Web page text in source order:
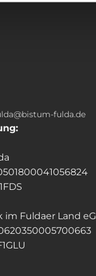
fulda.de
im Fuldaer Land eG